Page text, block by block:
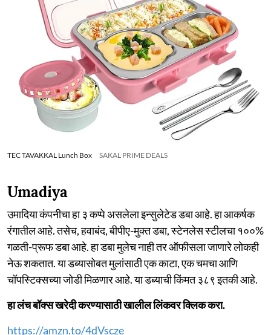
TEC TAVAKKAL Lunch Box SAKAL PRIME DEALS
Umadiya
उमादिया कंपनीचा हा ३ कप्पे असलेला इन्सुलेटेड डबा आहे. हा आकर्षक
रंगातील आहे. तसेच, हवाबंद, बीपीए-मुक्त डबा, स्टेनलेस स्टीलचा १००%
गळती-प्रूफ डबा आहे. हा डबा मुलेच नाही तर ऑफीसला जाणारे लोकही
नेऊ शकतात. या डब्यासोबत मुलांसाठी एक काटा, एक चमचा आणि
चॉपस्टिक्सच्या जोडी मिळणार आहे. या डब्याची किंमत ३८९ इतकी आहे.
हा लंच बॉक्स खरेदी करण्यासाठी खालील लिंकवर क्लिक करा.
https://amzn.to/4dVscze